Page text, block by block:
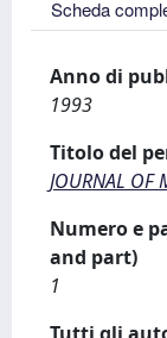
Scheda
Anno di
1993
Titolo del
JOURNAL OF
Numero e
and part)
1